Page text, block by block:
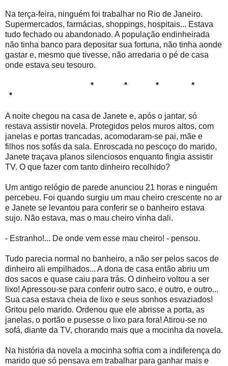
Na terça-feira, ninguém foi trabalhar no Rio de Janeiro.
Supermercados, farmácias, shoppings, hospitais... Estava
tudo fechado ou abandonado. A população endinheirada
não tinha banco para depositar sua fortuna, não tinha aonde
gastar e, mesmo que tivesse, não arredaria o pé de casa
onde estava seu tesouro.
* * * *
*
A noite chegou na casa de Janete e, após o jantar, só
restava assistir novela. Protegidos pelos muros altos, com
janelas e portas trancadas, acomodaram-se pai, mãe e
filhos nos sofás da sala. Enroscada no pescoço do marido,
Janete traçava planos silenciosos enquanto fingia assistir
TV. O que fazer com tanto dinheiro recolhido?
Um antigo relógio de parede anunciou 21 horas e ninguém
percebeu. Foi quando surgiu um mau cheiro crescente no ar
e Janete se levantou para conferir se o banheiro estava
sujo. Não estava, mas o mau cheiro vinha dali.
- Estranho!... De onde vem esse mau cheiro! - pensou.
Tudo parecia normal no banheiro, a não ser pelos sacos de
dinheiro ali empilhados... A dona de casa então abriu um
dos sacos e quase caiu para trás. O dinheiro voltou a ser
lixo! Apressou-se para conferir outro saco, e outro, e outro...
Sua casa estava cheia de lixo e seus sonhos esvaziados!
Gritou pelo marido. Ordenou que ele abrisse a porta, as
janelas, o portão e pusesse o lixo para fora! Atirou-se no
sofá, diante da TV, chorando mais que a mocinha da novela.
Na história da novela a mocinha sofria com a indiferença do
marido que só pensava em trabalhar para ganhar mais e